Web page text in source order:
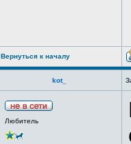
Вернуться к началу
kot_
Любитель